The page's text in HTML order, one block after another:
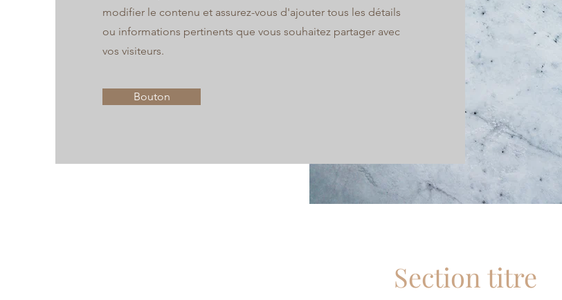
modifier le contenu et assurez-vous d'ajouter tous les détails
ou informations pertinents que vous souhaitez partager avec
vos visiteurs.
Bouton
Section titre